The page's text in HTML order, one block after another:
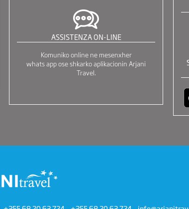
ASSISTENZA ON-LINE
Komuniko online ne mesenxher
whats app ose shkarko aplikacionin Arjani
Travel.